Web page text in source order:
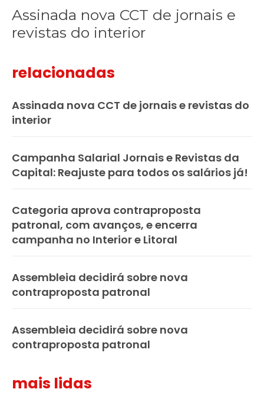
Assinada nova CCT de jornais e
revistas do interior
relacionadas
Assinada nova CCT de jornais e revistas do
interior
Campanha Salarial Jornais e Revistas da
Capital: Reajuste para todos os salários já!
Categoria aprova contraproposta
patronal, com avanços, e encerra
campanha no Interior e Litoral
Assembleia decidirá sobre nova
contraproposta patronal
Assembleia decidirá sobre nova
contraproposta patronal
mais lidas